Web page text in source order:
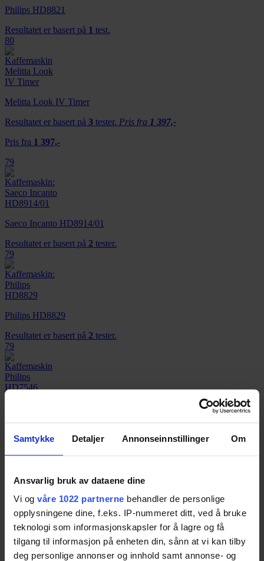
Samtykke Detaljer Annonseinnstillinger Om
Ansvarlig bruk av dataene dine
Vi og våre 1022 partnerne behandler de personlige
opplysningene dine, f.eks. IP-nummeret ditt, ved å bruke
teknologi som informasjonskapsler for å lagre og få
tilgang til informasjon på enheten din, sånn at vi kan tilby
deg personlige annonser og innhold samt annonse- og
Philips HD8821
Resultatet er basert på 1 test.
80
Melitta Look IV Timer
Resultatet er basert på 3 tester. Pris fra 1 397,-
Pris fra 1 397,-
79
Saeco Incanto HD8914/01
Resultatet er basert på 2 tester.
79
Philips HD8829
Resultatet er basert på 2 tester.
79
DeLonghi Dinamica ECAM 350.75.S